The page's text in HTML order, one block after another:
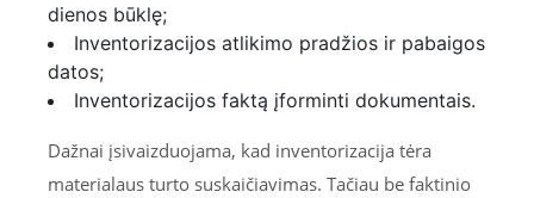
dienos būklę;
Inventorizacijos atlikimo pradžios ir pabaigos
datos;
Inventorizacijos faktą įforminti dokumentais.
Dažnai įsivaizduojama, kad inventorizacija tėra
materialaus turto suskaičiavimas. Tačiau be faktinio